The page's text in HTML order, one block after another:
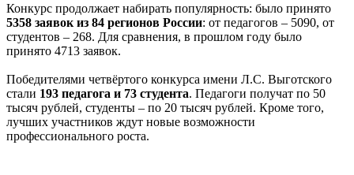
Конкурс продолжает набирать популярность: было принято
5358 заявок из 84 регионов России: от педагогов – 5090, от
студентов – 268. Для сравнения, в прошлом году было
принято 4713 заявок.
Победителями четвёртого конкурса имени Л.С. Выготского
стали 193 педагога и 73 студента. Педагоги получат по 50
тысяч рублей, студенты – по 20 тысяч рублей. Кроме того,
лучших участников ждут новые возможности
профессионального роста.